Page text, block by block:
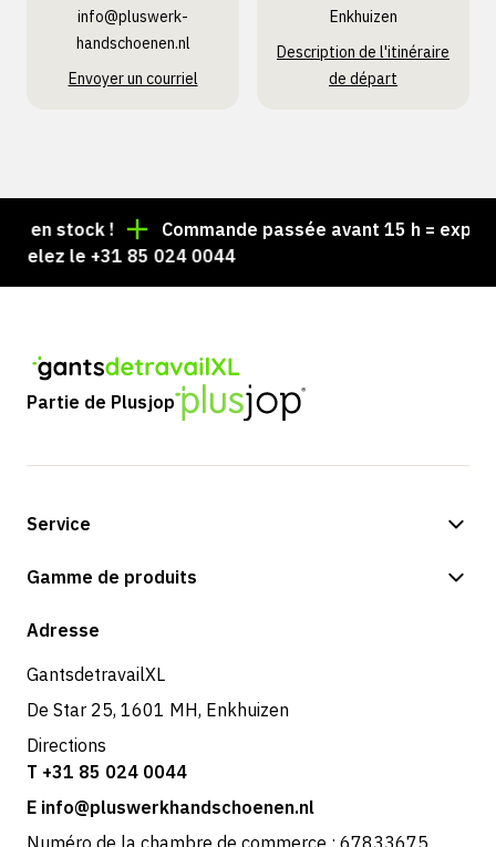
info@pluswerk­
handschoenen.nl
Envoyer un courriel
Enkhuizen
Description de l'itinéraire
de départ
stock !
Commande passée avant 15 h =
le +31 85 024 0044
Partie de Plusjop
Service
Options de paiement
Retours et service
Gamme de produits
Boutique
Adresse
GantsdetravailXL
De Star 25, 1601 MH, Enkhuizen
Directions
T +31 85 024 0044
E info@pluswerkhandschoenen.nl
Numéro de la chambre de commerce : 67833675